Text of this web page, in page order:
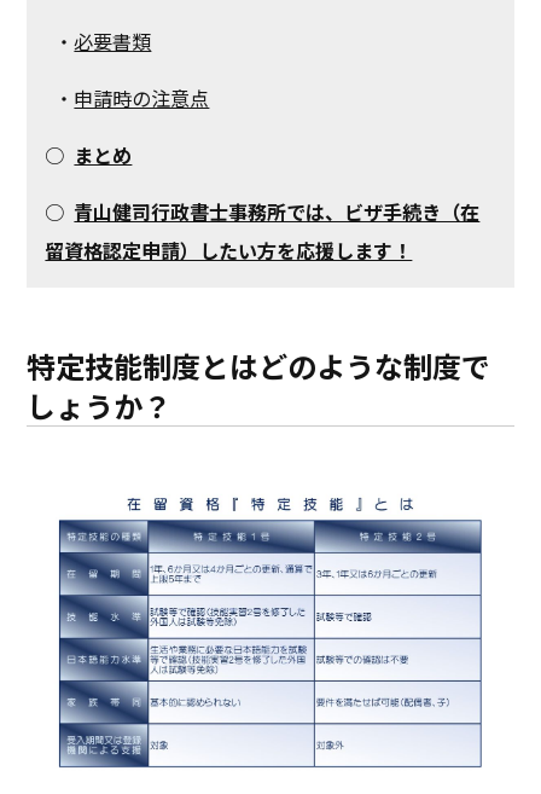
・必要書類
・ 申請時の注意点
○ まとめ
○ 青山健司行政書士事務所では、ビザ手続き（在
留資格認定申請）したい方を応援します！
特定技能制度とはどのような制度で
しょうか？